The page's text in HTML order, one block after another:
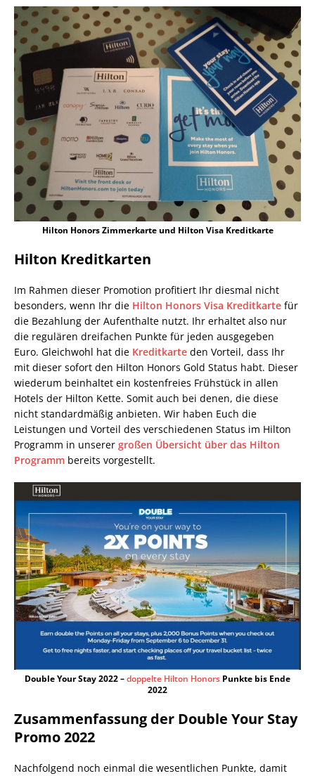
Hilton Honors Zimmerkarte und Hilton Visa Kreditkarte
Hilton Kreditkarten
Im Rahmen dieser Promotion profitiert Ihr diesmal nicht
besonders, wenn Ihr die Hilton Honors Visa Kreditkarte für
die Bezahlung der Aufenthalte nutzt. Ihr erhaltet also nur
die regulären dreifachen Punkte für jeden ausgegeben
Euro. Gleichwohl hat die Kreditkarte den Vorteil, dass Ihr
mit dieser sofort den Hilton Honors Gold Status habt. Dieser
wiederum beinhaltet ein kostenfreies Frühstück in allen
Hotels der Hilton Kette. Somit auch bei denen, die diese
nicht standardmäßig anbieten. Wir haben Euch die
Leistungen und Vorteil des verschiedenen Status im Hilton
Programm in unserer großen Übersicht über das Hilton
Programm bereits vorgestellt.
Double Your Stay 2022 –doppelte Hilton Honors Punkte bis Ende
2022
Zusammenfassung der Double Your Stay
Promo 2022
Nachfolgend noch einmal die wesentlichen Punkte, damit